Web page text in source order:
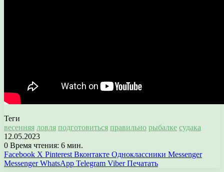
Теги
весенняя ловля подготовиться правильно рыбалке судака
12.05.2023
0 Время чтения: 6 мин.
Facebook X Pinterest Вконтакте Одноклассники Messenger
Messenger WhatsApp Telegram Viber Печатать